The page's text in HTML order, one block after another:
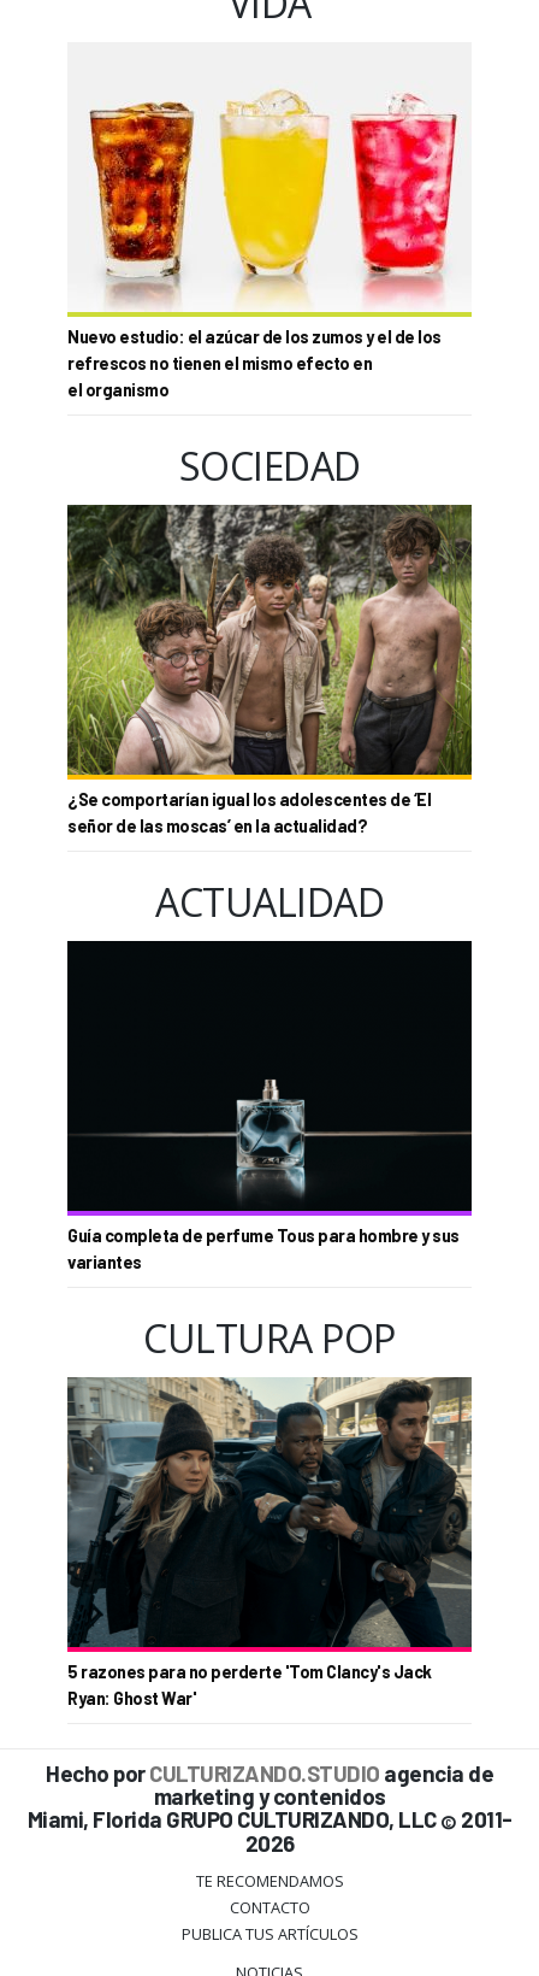
Nuevo estudio: el azúcar de los zumos y el de los
refrescos no tienen el mismo efecto en
el organismo
SOCIEDAD
¿Se comportarían igual los adolescentes de ‘El
señor de las moscas’ en la actualidad?
ACTUALIDAD
Guía completa de perfume Tous para hombre y sus
variantes
CULTURA POP
5 razones para no perderte 'Tom Clancy's Jack
Ryan: Ghost War'
Hecho porCULTURIZANDO.STUDIO agencia de
marketing y contenidos
Miami, Florida GRUPO CULTURIZANDO, LLC © 2011-
2026
TE RECOMENDAMOS
CONTACTO
PUBLICA TUS ARTÍCULOS